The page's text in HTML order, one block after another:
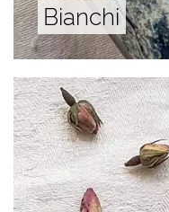
Bianchi